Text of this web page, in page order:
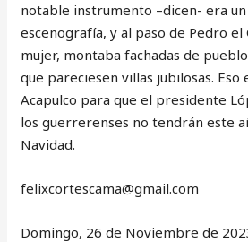
notable instrumento –dicen- era
escenografía, y al paso de Pedro el
mujer, montaba fachadas de
que pareciesen villas jubilosas. Eso
Acapulco para que el presidente
los guerrerenses no tendrán este
Navidad.
‎felixcortescama@gmail.com
Domingo, 26 de Noviembre de